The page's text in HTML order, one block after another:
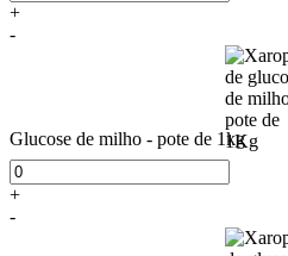
+
-
Glucose de milho - pote de 1kg
+
-